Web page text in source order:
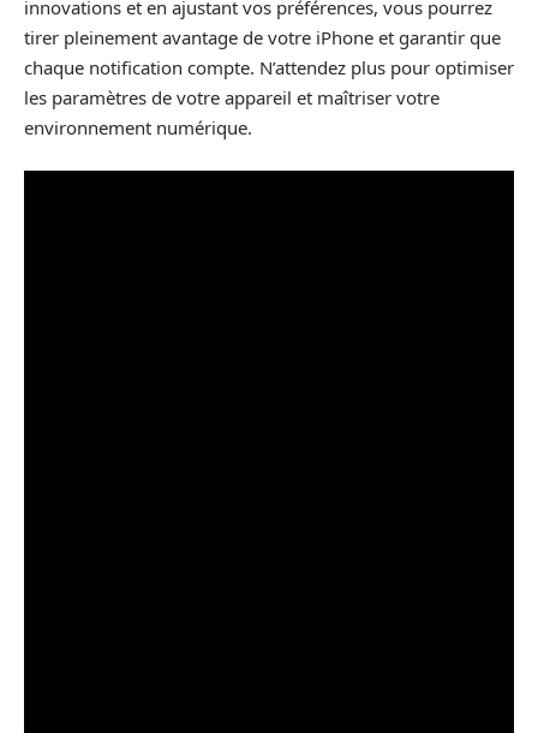
innovations et en ajustant vos préférences, vous pourrez
tirer pleinement avantage de votre iPhone et garantir que
chaque notification compte. N’attendez plus pour optimiser
les paramètres de votre appareil et maîtriser votre
environnement numérique.